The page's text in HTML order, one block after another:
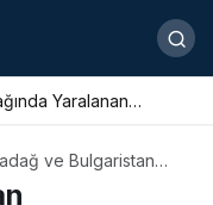
Yaralanan
Kurtarıldı
ve Bulgaristan